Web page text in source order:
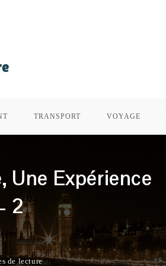
TRANSPORT VOYAGE
Une Expérience
2
de lecture